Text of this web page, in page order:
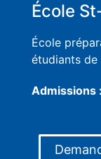
École
École
étudiants de
Admissions :